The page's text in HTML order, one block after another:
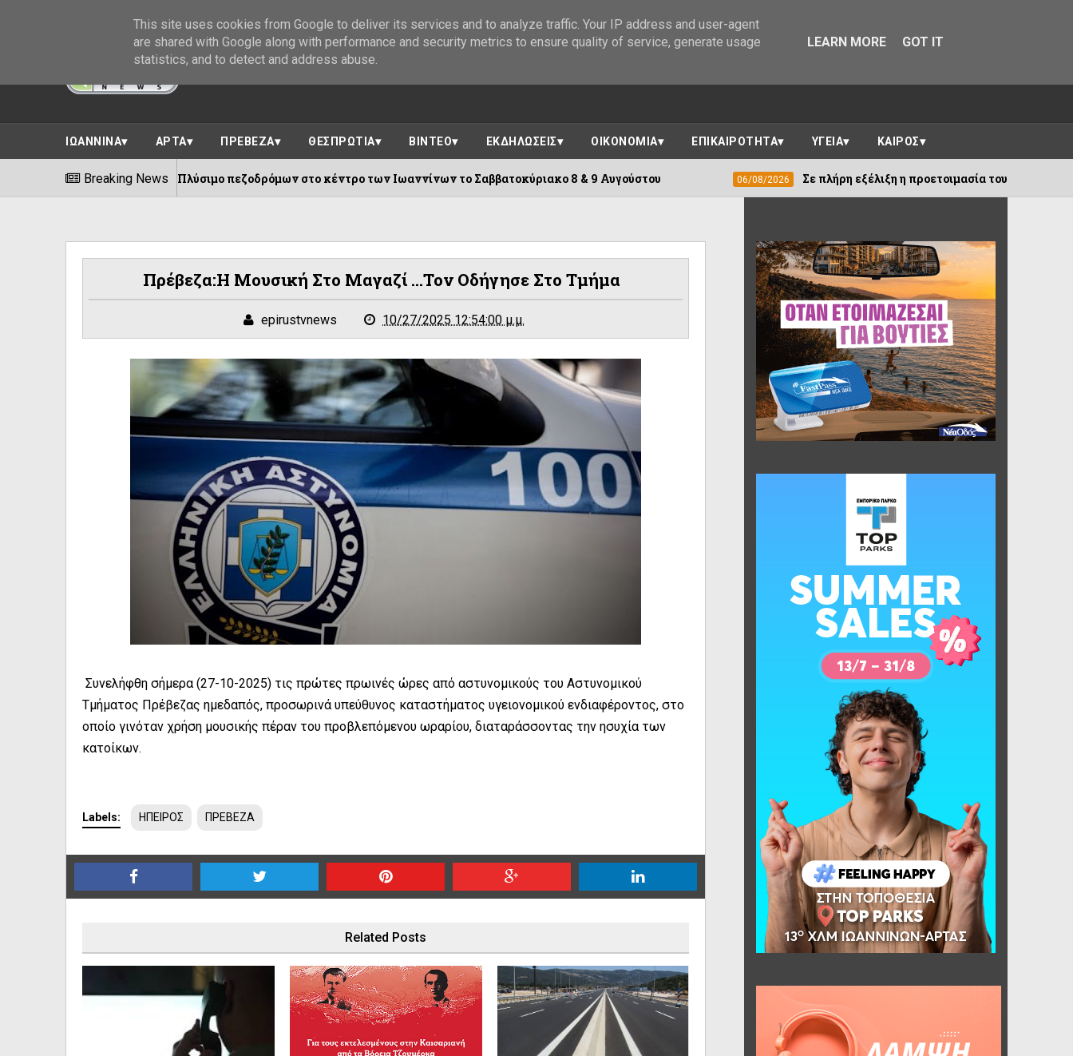
ΙΩΑΝΝΙΝΑ ΑΡΤΑ ΠΡΕΒΕΖΑ ΘΕΣΠΡΩΤΙΑ ΒΙΝΤΕΟ ΕΚΔΗΛΩΣΕΙΣ ΟΙΚΟΝΟΜΙΑ ΕΠΙΚΑΙΡΟΤΗΤΑ ΥΓΕΙΑ ΚΑΙΡΟΣ
Breaking News
06/08/2026 Πλύσιμο πεζοδρόμων στο κέντρο των Ιωαννίνων το Σαββατοκύριακο 8 & 9 Αυγούστου 06/08/2026 Σε πλήρη εξέλιξη η προετοιμασία του Δήμου Ιωαννιτών για τη
Πρέβεζα:Η Μουσική Στο Μαγαζί ...τον Οδήγησε Στο Τμήμα
epirustvnews 10/27/2025 12:54:00 μ.μ.
Συνελήφθη σήμερα (27-10-2025) τις πρώτες πρωινές ώρες από αστυνομικούς του Αστυνομικού
Τμήματος Πρέβεζας ημεδαπός, προσωρινά υπεύθυνος καταστήματος υγειονομικού ενδιαφέροντος, στο
οποίο γινόταν χρήση μουσικής πέραν του προβλεπόμενου ωραρίου, διαταράσσοντας την ησυχία των
κατοίκων.
Labels: ΗΠΕΙΡΟΣ ΠΡΕΒΕΖΑ
Related Posts
This site uses cookies from Google to deliver its services and to analyze traffic. Your IP address and user-agent
are shared with Google along with performance and security metrics to ensure quality of service, generate usage
statistics, and to detect and address abuse.
LEARN MORE GOT IT